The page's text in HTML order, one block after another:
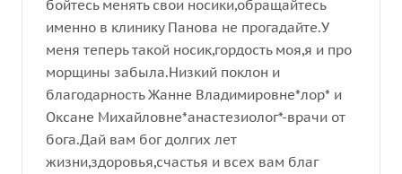
бойтесь менять свои носики,обращайтесь
именно в клинику Панова не прогадайте.У
меня теперь такой носик,гордость моя,я и про
морщины забыла.Низкий поклон и
благодарность Жанне Владимировне*лор* и
Оксане Михайловне*анастезиолог*-врачи от
бога.Дай вам бог долгих лет
жизни,здоровья,счастья и всех вам благ